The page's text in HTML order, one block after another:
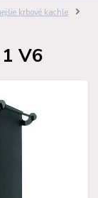
krbové kachle
V6